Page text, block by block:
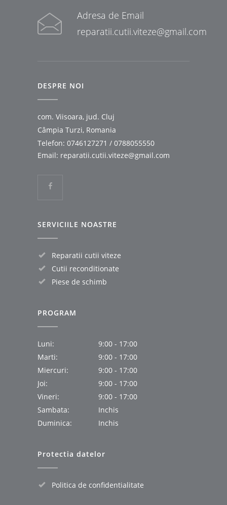
Adresa de Email
reparatii.cutii.viteze@gmail.com
DESPRE NOI
com. Viisoara, jud. Cluj
Câmpia Turzi, Romania
Telefon: 0746127271 / 0788055550
Email: reparatii.cutii.viteze@gmail.com
SERVICIILE NOASTRE
Reparatii cutii viteze
Cutii reconditionate
Piese de schimb
PROGRAM
Luni:
9:00 - 17:00
Marti:
9:00 - 17:00
Miercuri:
9:00 - 17:00
Joi:
9:00 - 17:00
Vineri:
9:00 - 17:00
Sambata:
Inchis
Duminica:
Inchis
Protectia datelor
Politica de confidentialitate